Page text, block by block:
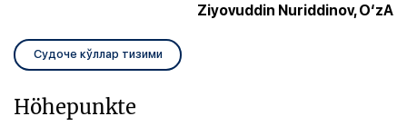
Ziyovuddin Nuriddinov, O‘zA
Судоче кўллар тизими
Höhepunkte